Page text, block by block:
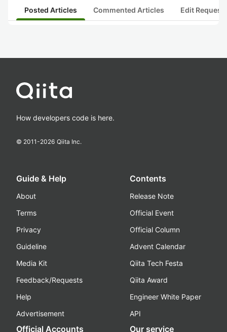
Posted Articles Commented Articles Edit
How developers code is here.
© 2011-2026 Qiita Inc.
Guide & Help
About
Terms
Privacy
Guideline
Media Kit
Feedback/Requests
Help
Advertisement
Contents
Release Note
Official Event
Official Column
Advent Calendar
Qiita Tech Festa
Qiita Award
Engineer White Paper
API
Official Accounts Our service